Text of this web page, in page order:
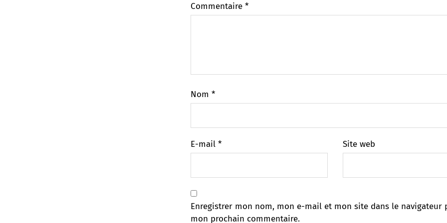
Commentaire *
Nom *
E-mail * Site web
Enregistrer mon nom, mon e-mail et mon site dans le navigateur
mon prochain commentaire.